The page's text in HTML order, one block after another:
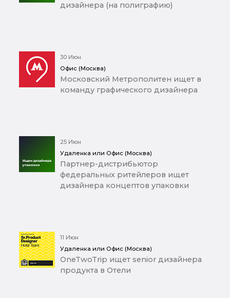
дизайнера (на полиграфию)
30 Июн
Офис (Москва)
Московский Метрополитен ищет в
команду графического дизайнера
25 Июн
Удаленка или Офис (Москва)
Партнер-дистрибьютор
федеральных ритейлеров ищет
дизайнера концептов упаковки
11 Июн
Удаленка или Офис (Москва)
OneTwoTrip ищет senior дизайнера
продукта в Отели